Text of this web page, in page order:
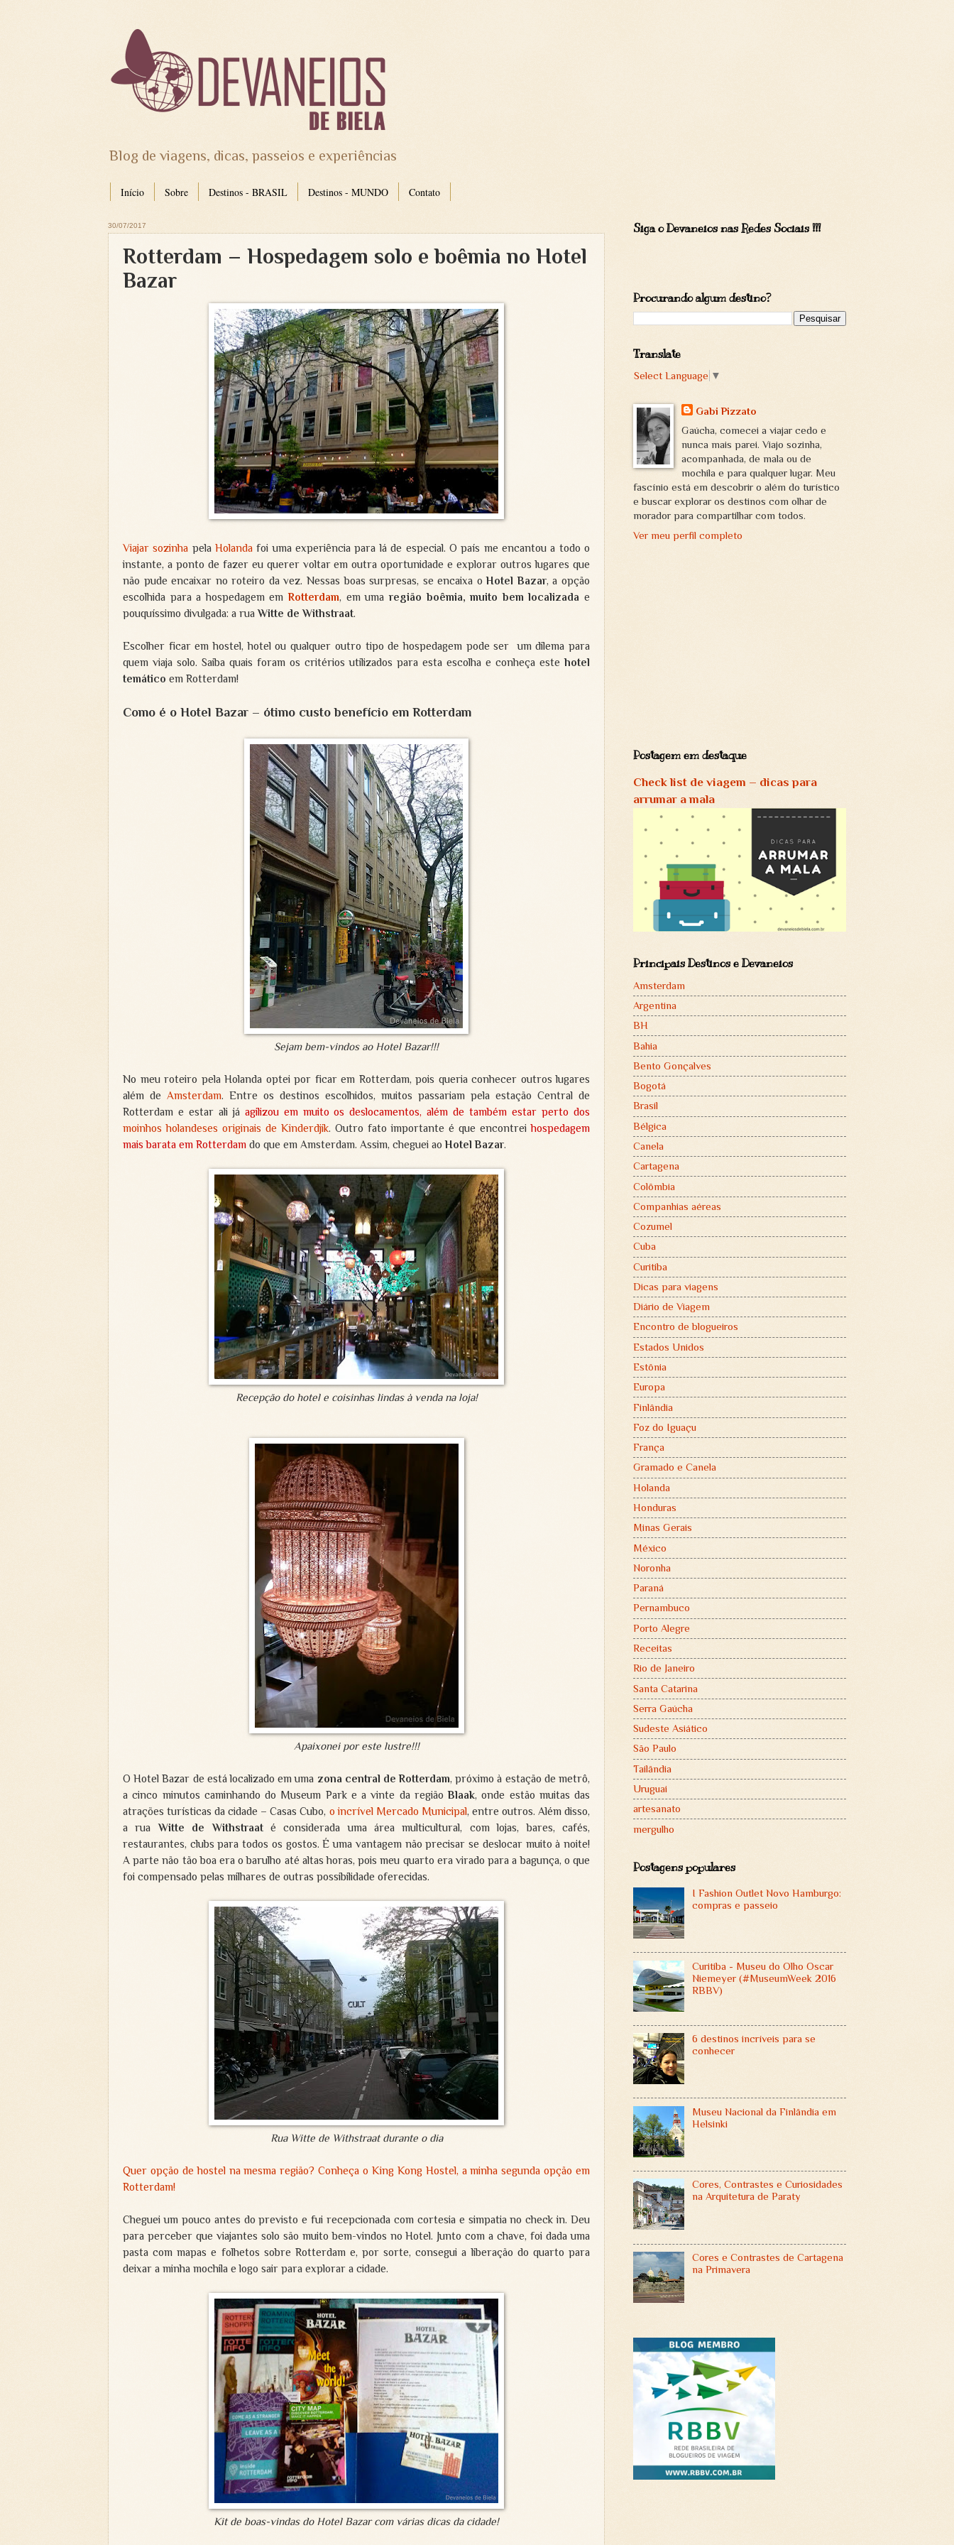
Blog de viagens, dicas, passeios e experiências
Início Sobre Destinos - BRASIL Destinos - MUNDO Contato
30/07/2017
Rotterdam – Hospedagem solo e boêmia no Hotel
Bazar
Viajar sozinha pelaHolanda foi uma experiência para lá de especial. O país me encantou a todo o
instante, a ponto de fazer eu querer voltar em outra oportunidade e explorar outros lugares que
não pude encaixar no roteiro da vez. Nessas boas surpresas, se encaixa oHotel Bazar, a opção
escolhida para a hospedagem emRotterdam, em umaregião boêmia, muito bem localizada e
pouquíssimo divulgada: a ruaWitte de Withstraat.
Escolher ficar em hostel, hotel ou qualquer outro tipo de hospedagem pode ser um dilema para
quem viaja solo. Saiba quais foram os critérios utilizados para esta escolha e conheça estehotel
temático em Rotterdam!
Como é o Hotel Bazar – ótimo custo benefício em Rotterdam
Sejam bem-vindos ao Hotel Bazar!!!
No meu roteiro pela Holanda optei por ficar em Rotterdam, pois queria conhecer outros lugares
além de Amsterdam. Entre os destinos escolhidos, muitos passariam pela estação Central de
Rotterdam e estar ali já agilizou em muito os deslocamentos,além de também estar perto dos
moinhos holandeses originais de Kinderdjik. Outro fato importante é que encontreihospedagem
mais barata em Rotterdam do que em Amsterdam. Assim, cheguei aoHotel Bazar.
Recepção do hotel e coisinhas lindas à venda na loja!
Apaixonei por este lustre!!!
O Hotel Bazar de está localizado em uma zona central de Rotterdam, próximo à estação de metrô,
a cinco minutos caminhando do Museum Park e a vinte da regiãoBlaak, onde estão muitas das
atrações turísticas da cidade – Casas Cubo, o incrível Mercado Municipal, entre outros. Além disso,
a ruaWitte de Withstraaté considerada uma área multicultural, com lojas, bares, cafés,
restaurantes, clubs para todos os gostos. É uma vantagem não precisar se deslocar muito à noite!
A parte não tão boa era o barulho até altas horas, pois meu quarto era virado para a bagunça, o que
foi compensado pelas milhares de outras possibilidade oferecidas.
Rua Witte de Withstraat durante o dia
Quer opção de hostel na mesma região? Conheça o King Kong Hostel, a minha segunda opção em
Rotterdam!
Cheguei um pouco antes do previsto e fui recepcionada com cortesia e simpatia no check in. Deu
para perceber que viajantes solo são muito bem-vindos no Hotel. Junto com a chave, foi dada uma
pasta com mapas e folhetos sobre Rotterdam e, por sorte, consegui a liberação do quarto para
deixar a minha mochila e logo sair para explorar a cidade.
Kit de boas-vindas do Hotel Bazar com várias dicas da cidade!
Siga o Devaneios nas Redes Sociais !!!
Procurando algum destino?
Translate
Select Language ▼
Gabi Pizzato
Gaúcha, comecei a viajar cedo e
nunca mais parei. Viajo sozinha,
acompanhada, de mala ou de
mochila e para qualquer lugar. Meu
fascínio está em descobrir o além do turístico
e buscar explorar os destinos com olhar de
morador para compartilhar com todos.
Ver meu perfil completo
Postagem em destaque
Check list de viagem – dicas para
arrumar a mala
Principais Destinos e Devaneios
Amsterdam
Argentina
BH
Bahia
Bento Gonçalves
Bogotá
Brasil
Bélgica
Canela
Cartagena
Colômbia
Companhias aéreas
Cozumel
Cuba
Curitiba
Dicas para viagens
Diário de Viagem
Encontro de blogueiros
Estados Unidos
Estônia
Europa
Finlândia
Foz do Iguaçu
França
Gramado e Canela
Holanda
Honduras
Minas Gerais
México
Noronha
Paraná
Pernambuco
Porto Alegre
Receitas
Rio de Janeiro
Santa Catarina
Serra Gaúcha
Sudeste Asiático
São Paulo
Tailândia
Uruguai
artesanato
mergulho
Postagens populares
I Fashion Outlet Novo Hamburgo:
compras e passeio
Curitiba - Museu do Olho Oscar
Niemeyer (#MuseumWeek 2016
RBBV)
6 destinos incríveis para se
conhecer
Museu Nacional da Finlândia em
Helsinki
Cores, Contrastes e Curiosidades
na Arquitetura de Paraty
Cores e Contrastes de Cartagena
na Primavera